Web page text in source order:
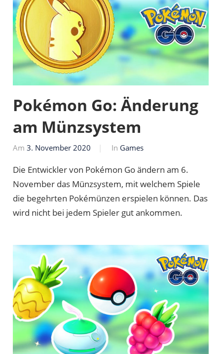
Pokémon Go: Änderung
am Münzsystem
Am 3. November 2020
Von
In Games
Die Entwickler von Pokémon Go ändern am 6.
November das Münzsystem, mit welchem Spiele
die begehrten Pokémünzen erspielen können. Das
wird nicht bei jedem Spieler gut ankommen.